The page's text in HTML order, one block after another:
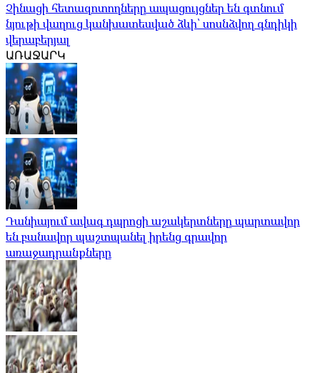
Չինացի հետազոտողները ապացույցներ են գտնում
նյութի վաղուց կանխատեսված ձևի՝ սոսնձվող գնդիկի
վերաբերյալ
ԱՌԱՋԱՐԿ
Դանիայում ավագ դպրոցի աշակերտները պարտավոր
են բանավոր պաշտպանել իրենց գրավոր
առաջադրանքները